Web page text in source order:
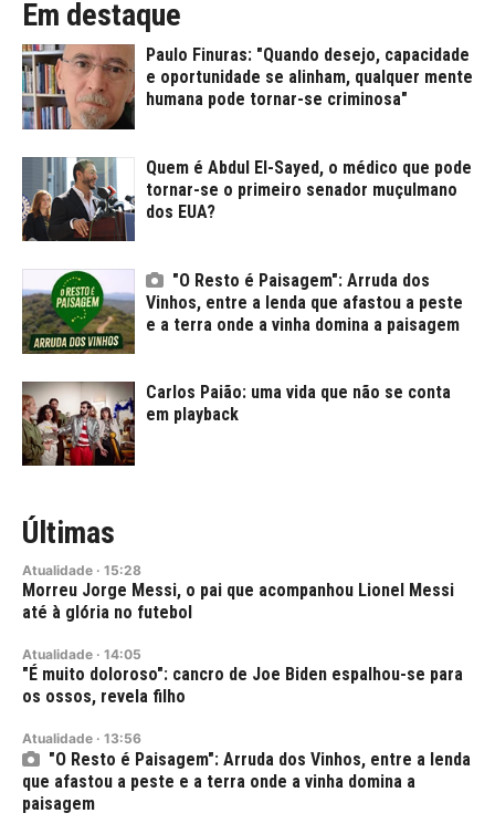
Em destaque
Paulo Finuras: "Quando desejo, capacidade
e oportunidade se alinham, qualquer mente
humana pode tornar-se criminosa"
Quem é Abdul El-Sayed, o médico que pode
tornar-se o primeiro senador muçulmano
dos EUA?
"O Resto é Paisagem": Arruda dos
Vinhos, entre a lenda que afastou a peste
e a terra onde a vinha domina a paisagem
Carlos Paião: uma vida que não se conta
em playback
Últimas
Atualidade · 15:28
Morreu Jorge Messi, o pai que acompanhou Lionel Messi
até à glória no futebol
Atualidade · 14:05
"É muito doloroso": cancro de Joe Biden espalhou-se para
os ossos, revela filho
Atualidade · 13:56
"O Resto é Paisagem": Arruda dos Vinhos, entre a lenda
que afastou a peste e a terra onde a vinha domina a
paisagem